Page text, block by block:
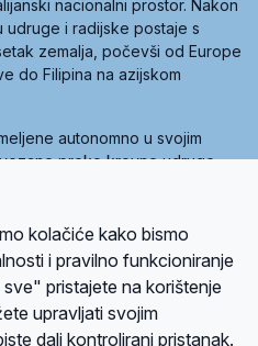
nacionalni prostor. Nakon
udruge i radijske postaje s
zemalja, počevši od Europe
do Filipina na azijskom
autonomno u svojim
preko krovne udruge
je sedam članica, među
Marija.
PrijateljiKontaktPravila privatnosti
kolačiće kako bismo
i pravilno funkcioniranje
pristajete na korištenje
upravljati svojim
dali kontrolirani pristanak.